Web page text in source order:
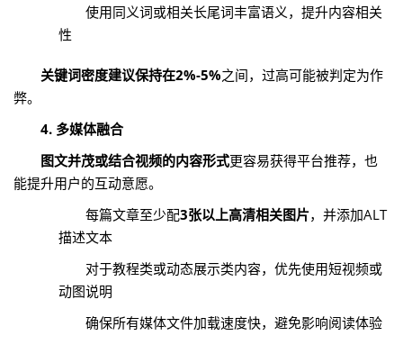
使用同义词或相关长尾词丰富语义，提升内容相关
性
关键词密度建议保持在2%-5%之间，过高可能被判定为作
弊。
4. 多媒体融合
图文并茂或结合视频的内容形式更容易获得平台推荐，也
能提升用户的互动意愿。
每篇文章至少配3张以上高清相关图片，并添加ALT
描述文本
对于教程类或动态展示类内容，优先使用短视频或
动图说明
确保所有媒体文件加载速度快，避免影响阅读体验